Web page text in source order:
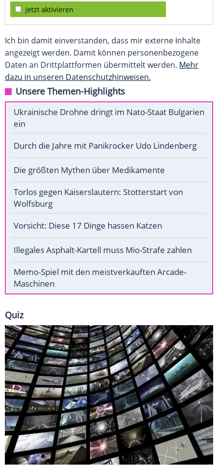
jetzt aktivieren
Ich bin damit einverstanden, dass mir externe Inhalte
angezeigt werden. Damit können personenbezogene
Daten an Drittplattformen übermittelt werden. Mehr
dazu in unseren Datenschutzhinweisen.
Unsere Themen-Highlights
Ukrainische Drohne dringt im Nato-Staat Bulgarien
ein
Durch die Jahre mit Panikrocker Udo Lindenberg
Die größten Mythen über Medikamente
Torlos gegen Kaiserslautern: Stotterstart von
Wolfsburg
Vorsicht: Diese 17 Dinge hassen Katzen
Illegales Asphalt-Kartell muss Mio-Strafe zahlen
Memo-Spiel mit den meistverkauften Arcade-
Maschinen
Quiz